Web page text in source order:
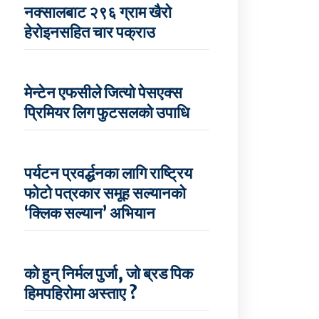
नक्सालबाट २९६ ग्राम खैरो
हेरोइनसहित चार पक्राउ
मेन्टेन एफसीले जित्यो पेसएक्स
प्रिमियर लिग फुटसलको उपाधि
पर्यटन प्रवर्द्धनका लागि राष्ट्रिय
फोटो पत्रकार समूह सल्यानको
‘क्लिक सल्यान’ अभियान
को हुन् निर्मल पुर्जा, जो ब्रड पिक
हिमपहिरोमा अस्ताए ?